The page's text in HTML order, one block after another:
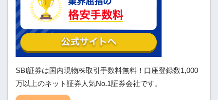
SBI証券は国内現物株取引手数料無料！口座登録数1,000
万以上のネット証券人気No.1証券会社です。